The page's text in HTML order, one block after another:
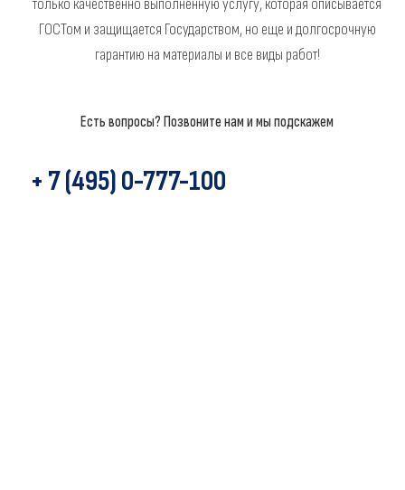
только качественно выполненную услугу, которая описывается
ГОСТом и защищается Государством, но еще и долгосрочную
гарантию на материалы и все виды работ!
Есть вопросы? Позвоните нам и мы подскажем
+ 7 (495) 0-777-100